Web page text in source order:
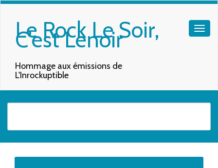
Le Rock Le Soir,
C'est Lenoir
Hommage aux émissions de
L'Inrockuptible